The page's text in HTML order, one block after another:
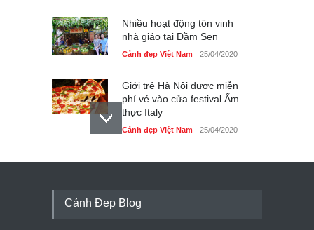
Nhiều hoạt động tôn vinh
nhà giáo tại Đầm Sen
Cảnh đẹp Việt Nam 25/04/2020
Giới trẻ Hà Nội được miễn
phí vé vào cửa festival Ẩm
thực Italy
Cảnh đẹp Việt Nam 25/04/2020
Tam giác mạch khoe sắc
Cảnh Đẹp Blog